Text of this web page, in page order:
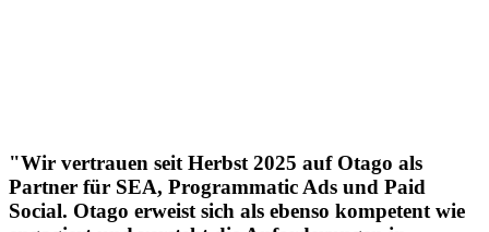
"Wir vertrauen seit Herbst 2025 auf Otago als
Partner für SEA, Programmatic Ads und Paid
Social. Otago erweist sich als ebenso kompetent wie